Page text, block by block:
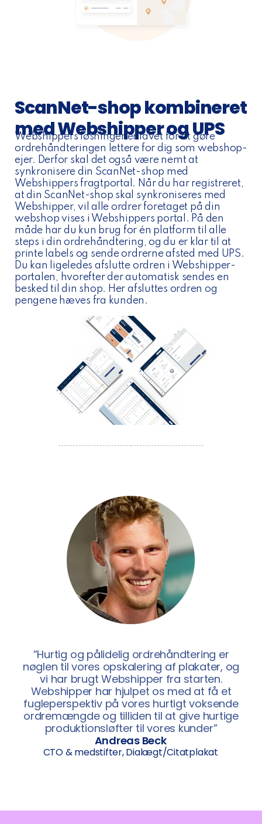
ScanNet-shop kombineret
med Webshipper og UPS
Webshippers løsninger er lavet for at gøre
ordrehåndteringen lettere for dig som webshop-
ejer. Derfor skal det også være nemt at
synkronisere din ScanNet-shop med
Webshippers fragtportal. Når du har registreret,
at din ScanNet-shop skal synkroniseres med
Webshipper, vil alle ordrer foretaget på din
webshop vises i Webshippers portal. På den
måde har du kun brug for én platform til alle
steps i din ordrehåndtering, og du er klar til at
printe labels og sende ordrerne afsted med UPS.
Du kan ligeledes afslutte ordren i Webshipper-
portalen, hvorefter der automatisk sendes en
besked til din shop. Her afsluttes ordren og
pengene hæves fra kunden.
”Hurtig og pålidelig ordrehåndtering er
nøglen til vores opskalering af plakater, og
vi har brugt Webshipper fra starten.
Webshipper har hjulpet os med at få et
fugleperspektiv på vores hurtigt voksende
ordremængde og tilliden til at give hurtige
produktionsløfter til vores kunder”
Andreas Beck
CTO & medstifter, Dialægt/Citatplakat